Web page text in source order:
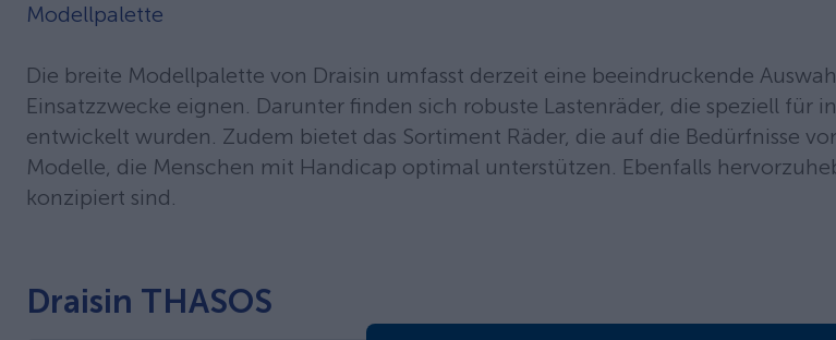
Modellpalette
Die breite Modellpalette von Draisin umfasst derzeit eine beeindruckende
Einsatzzwecke eignen. Darunter finden sich robuste Lastenräder, die speziell
entwickelt wurden. Zudem bietet das Sortiment Räder, die auf die Bedürfnisse
Modelle, die Menschen mit Handicap optimal unterstützen. Ebenfalls
konzipiert sind.
Draisin THASOS